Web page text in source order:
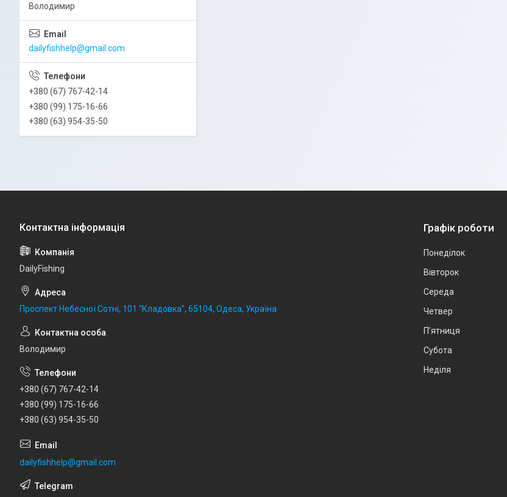
Володимир
dailyfishhelp@gmail.com
+380 (67) 767-42-14
+380 (99) 175-16-66
+380 (63) 954-35-50
DailyFishing
Проспект Небесної Сотні, 101 "Кладовка", 65104, Одеса, Україна
Володимир
+380 (67) 767-42-14
+380 (99) 175-16-66
+380 (63) 954-35-50
dailyfishhelp@gmail.com
Графік роботи
Понеділок
Вівторок
Середа
Четвер
Пʼятниця
Субота
Неділя